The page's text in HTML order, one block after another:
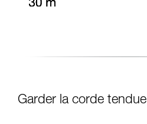
Garder la corde tendue